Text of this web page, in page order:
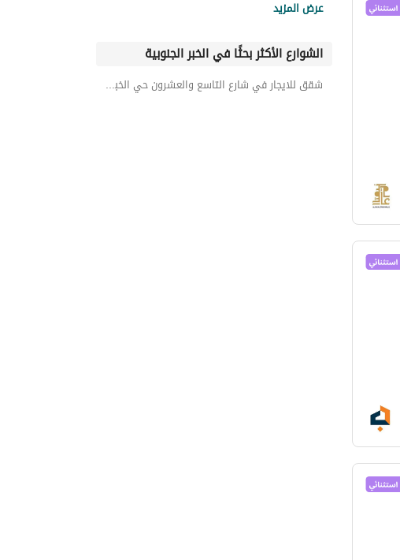
عرض المزيد
الشوارع الأكثر بحثًا في الخبر الجنوبية
شقق للايجار في شارع التاسع والعشرون حي الخبر الجنوبية